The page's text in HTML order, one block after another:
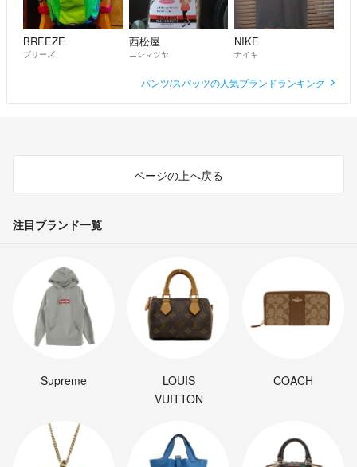
BREEZE
ブリーズ
西松屋
ニシマツヤ
NIKE
ナイキ
パンツ/スパッツの人気ブランドランキング
ページの上へ戻る
注目ブランド一覧
Supreme
LOUIS
VUITTON
COACH